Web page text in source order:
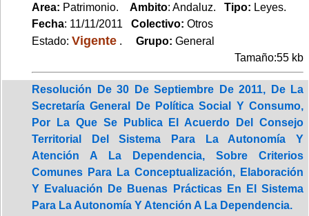
Area: Patrimonio. Ambito: Andaluz. Tipo: Leyes.
Fecha: 11/11/2011 Colectivo: Otros
Estado: Vigente . Grupo: General
Tamaño:55 kb
Resolución De 30 De Septiembre De 2011, De La
Secretaría General De Política Social Y Consumo,
Por La Que Se Publica El Acuerdo Del Consejo
Territorial Del Sistema Para La Autonomía Y
Atención A La Dependencia, Sobre Criterios
Comunes Para La Conceptualización, Elaboración
Y Evaluación De Buenas Prácticas En El Sistema
Para La Autonomía Y Atención A La Dependencia.